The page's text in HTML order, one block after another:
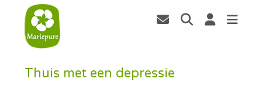
Thuis met een depressie